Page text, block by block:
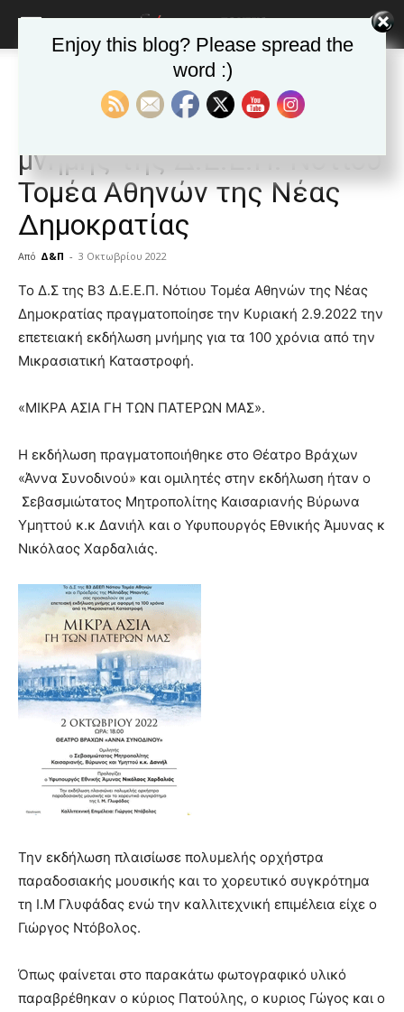
Αυτοδιοίκηση
Αυτοδιοίκηση Δημοφιλή άρθρα Ελλαδα
Η επετειακή εκδήλωση
μνήμης της Δ.Ε.Ε.Π. Νότιου
Τομέα Αθηνών της Νέας
Δημοκρατίας
Από Δ&Π - 3 Οκτωβρίου 2022
blonde
lesbians
very
hot
cam
xxx
teaches
you
the
meaning
of
pain.
porn
Το Δ.Σ της Β3 Δ.Ε.Ε.Π. Νότιου Τομέα Αθηνών της Νέας
Δημοκρατίας πραγματοποίησε την Κυριακή 2.9.2022 την
επετειακή εκδήλωση μνήμης για τα 100 χρόνια από την
Μικρασιατική Καταστροφή.
«ΜΙΚΡΑ ΑΣΙΑ ΓΗ ΤΩΝ ΠΑΤΕΡΩΝ ΜΑΣ».
Η εκδήλωση πραγματοποιήθηκε στο Θέατρο Βράχων
«Άννα Συνοδινού» και ομιλητές στην εκδήλωση ήταν ο
Σεβασμιώτατος Μητροπολίτης Καισαριανής Βύρωνα
Υμηττού κ.κ Δανιήλ και ο Υφυπουργός Εθνικής Άμυνας κ
Νικόλαος Χαρδαλιάς.
Την εκδήλωση πλαισίωσε πολυμελής ορχήστρα
παραδοσιακής μουσικής και το χορευτικό συγκρότημα
τη Ι.Μ Γλυφάδας ενώ την καλλιτεχνική επιμέλεια είχε ο
Γιώργος Ντόβολος.
Όπως φαίνεται στο παρακάτω φωτογραφικό υλικό
παραβρέθηκαν ο κύριος Πατούλης, ο κυριος Γώγος και ο
Enjoy this blog? Please spread the
word :)